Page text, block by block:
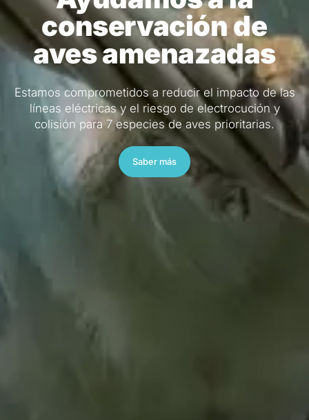
Áreas de actividad
El proyecto abarca 23 Zonas de Especial Protección
para las Aves (ZEPA) de la Red Natura 2000. En
estas zonas se encuentran la mayoría de las
poblaciones de especies objetivo amenazadas.
Saber más